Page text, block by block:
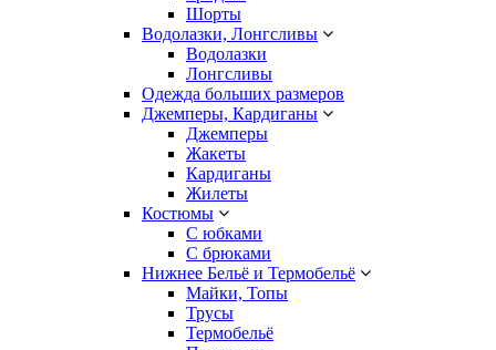
Шорты
Водолазки, Лонгсливы
Водолазки
Лонгсливы
Одежда больших размеров
Джемперы, Кардиганы
Джемперы
Жакеты
Кардиганы
Жилеты
Костюмы
С юбками
С брюками
Нижнее Бельё и Термобельё
Майки, Топы
Трусы
Термобельё